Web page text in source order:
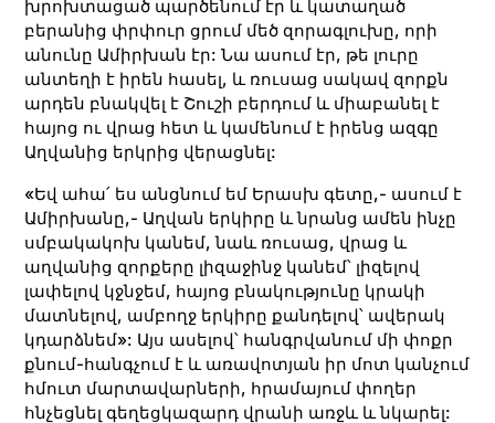
խրոխտացած պարծենում էր և կատաղած
բերանից փրփուր ցրում մեծ զորագլուխը, որի
անունը Ամիրխան էր: Նա ասում էր, թե լուրը
անտեղի է իրեն հասել, և ռուսաց սակավ զորքն
արդեն բնակվել է Շուշի բերդում և միաբանել է
հայոց ու վրաց հետ և կամենում է իրենց ազգը
Աղվանից երկրից վերացնել:
«Եվ ահա՛ ես անցնում եմ Երասխ գետը,- ասում է
Ամիրխանը,- Աղվան երկիրը և նրանց ամեն ինչը
սմբակակոխ կանեմ, նաև ռուսաց, վրաց և
աղվանից զորքերը լիզաջինջ կանեմ՝ լիզելով
լափելով կջնջեմ, հայոց բնակությունը կրակի
մատնելով, ամբողջ երկիրը քանդելով՝ ավերակ
կդարձնեմ»: Այս ասելով՝ հանգրվանում մի փոքր
քնում-հանգչում է և առավոտյան իր մոտ կանչում
հմուտ մարտավարների, հրամայում փողեր
հնչեցնել գեղեցկազարդ վրանի առջև և նկարել: